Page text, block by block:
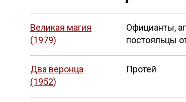
Великая магия
(1979)
Официанты,
постояльцы
Два веронца
(1952)
Протей